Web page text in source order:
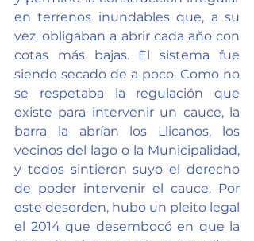
en terrenos inundables que, a su
vez, obligaban a abrir cada año con
cotas más bajas. El sistema fue
siendo secado de a poco. Como no
se respetaba la regulación que
existe para intervenir un cauce, la
barra la abrían los Llicanos, los
vecinos del lago o la Municipalidad,
y todos sintieron suyo el derecho
de poder intervenir el cauce. Por
este desorden, hubo un pleito legal
el 2014 que desembocó en que la